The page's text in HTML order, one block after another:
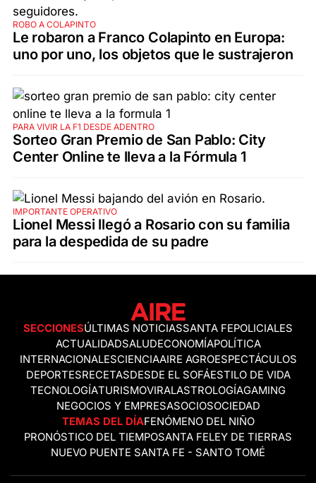
ROBO A COLAPINTO
Le robaron a Franco Colapinto en Europa:
uno por uno, los objetos que le sustrajeron
PARA VIVIR LA F1 DESDE ADENTRO
Sorteo Gran Premio de San Pablo: City
Center Online te lleva a la Fórmula 1
IMPORTANTE OPERATIVO
Lionel Messi llegó a Rosario con su familia
para la despedida de su padre
SECCIONESÚLTIMAS NOTICIASSANTA FEPOLICIALES
ACTUALIDADSALUDECONOMÍAPOLÍTICA
INTERNACIONALESCIENCIAAIRE AGROESPECTÁCULOS
DEPORTESRECETASDESDE EL SOFÁESTILO DE VIDA
TECNOLOGÍATURISMOVIRALASTROLOGÍAGAMING
NEGOCIOS Y EMPRESASOCIOSOCIEDAD
TEMAS DEL DÍAFENÓMENO DEL NIÑO
PRONÓSTICO DEL TIEMPOSANTA FELEY DE TIERRAS
NUEVO PUENTE SANTA FE - SANTO TOMÉ